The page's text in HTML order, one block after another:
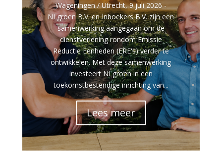
Wageningen / Utrecht, 9 juli 2026 -
NLgroen B.V. en Inboekers B.V. zijn een
samenwerking aangegaan om de
dienstverlening rondom Emissie
Reductie Eenheden (ERE's) verder te
ontwikkelen. Met deze samenwerking
investeert NLgroen in een
toekomstbestendige inrichting van...
Lees meer